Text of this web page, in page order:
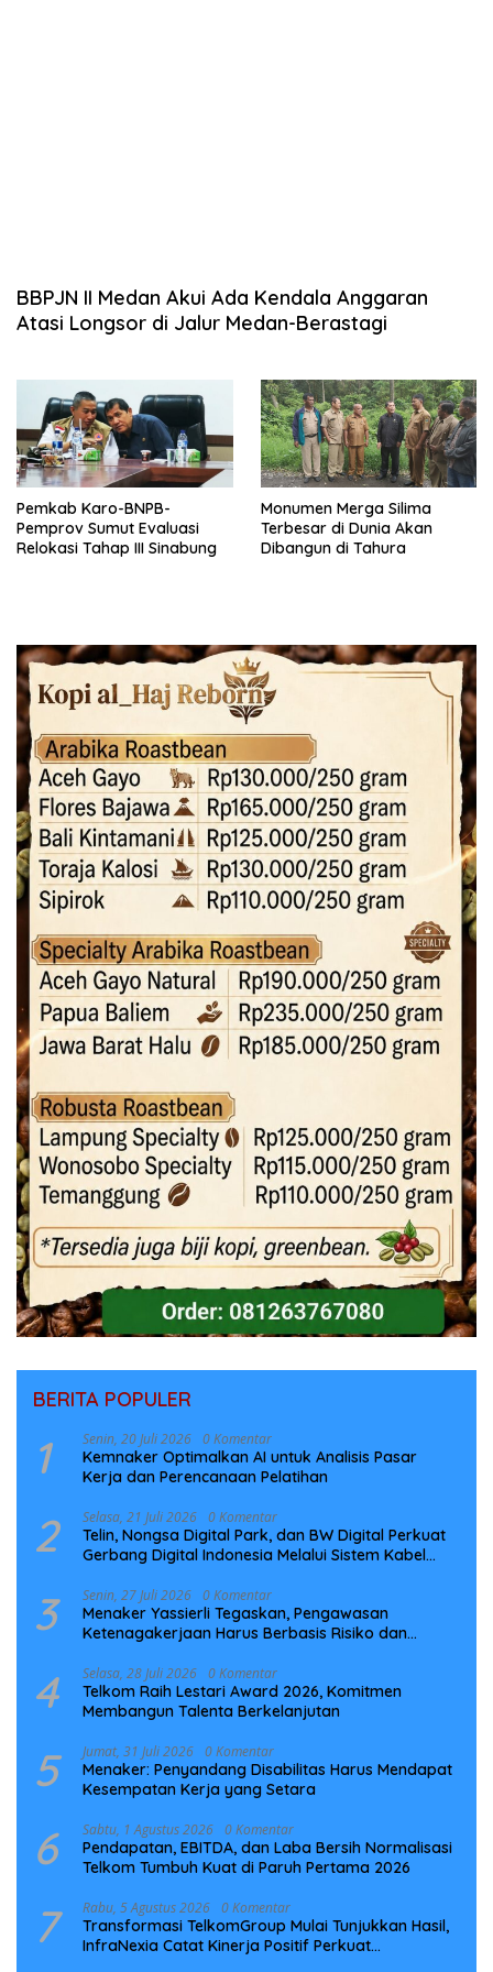
BBPJN II Medan Akui Ada Kendala Anggaran
Atasi Longsor di Jalur Medan-Berastagi
Pemkab Karo-BNPB-
Pemprov Sumut Evaluasi
Relokasi Tahap III Sinabung
Monumen Merga Silima
Terbesar di Dunia Akan
Dibangun di Tahura
BERITA POPULER
1 Senin, 20 Juli 2026 0 Komentar
Kemnaker Optimalkan AI untuk Analisis Pasar
Kerja dan Perencanaan Pelatihan
2 Selasa, 21 Juli 2026 0 Komentar
Telin, Nongsa Digital Park, dan BW Digital Perkuat
Gerbang Digital Indonesia Melalui Sistem Kabel
3 Senin, 27 Juli 2026 0 Komentar
Menaker Yassierli Tegaskan, Pengawasan
Ketenagakerjaan Harus Berbasis Risiko dan
4 Selasa, 28 Juli 2026 0 Komentar
Telkom Raih Lestari Award 2026, Komitmen
Membangun Talenta Berkelanjutan
5 Jumat, 31 Juli 2026 0 Komentar
Menaker: Penyandang Disabilitas Harus Mendapat
Kesempatan Kerja yang Setara
6 Sabtu, 1 Agustus 2026 0 Komentar
Pendapatan, EBITDA, dan Laba Bersih Normalisasi
Telkom Tumbuh Kuat di Paruh Pertama 2026
7 Rabu, 5 Agustus 2026 0 Komentar
Transformasi TelkomGroup Mulai Tunjukkan Hasil,
InfraNexia Catat Kinerja Positif Perkuat